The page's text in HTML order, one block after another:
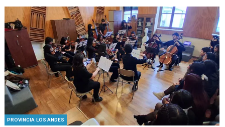
PROVINCIA LOS ANDES